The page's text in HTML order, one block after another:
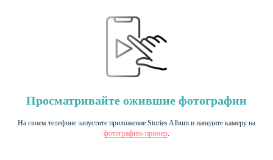
Просматривайте ожившие фотографии
На своем телефоне запустите приложение Stories Album и наведите камеру на
фотографию-пример.